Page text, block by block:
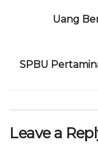
Uang
SPBU
Leave a